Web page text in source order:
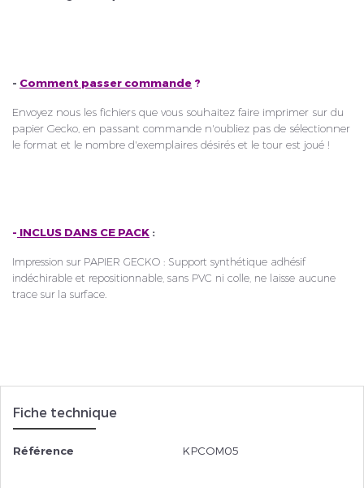
- Comment passer commande ?
Envoyez nous les fichiers que vous souhaitez faire imprimer sur du
papier Gecko, en passant commande n'oubliez pas de sélectionner
le format et le nombre d'exemplaires désirés et le tour est joué !
- INCLUS DANS CE PACK :
Impression sur PAPIER GECKO : Support synthétique adhésif
indéchirable et repositionnable, sans PVC ni colle , ne laisse aucune
trace sur la surface.
Fiche technique
Référence KPCOM05